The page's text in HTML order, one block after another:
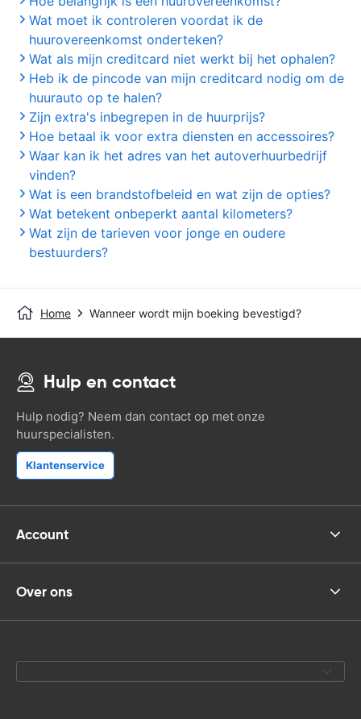
Wat moet ik controleren voordat ik de
huurovereenkomst onderteken?
Wat als mijn creditcard niet werkt bij het ophalen?
Heb ik de pincode van mijn creditcard nodig om de
huurauto op te halen?
Zijn extra's inbegrepen in de huurprijs?
Hoe betaal ik voor extra diensten en accessoires?
Waar kan ik het adres van het autoverhuurbedrijf
vinden?
Wat is een brandstofbeleid en wat zijn de opties?
Wat betekent onbeperkt aantal kilometers?
Wat zijn de tarieven voor jonge en oudere
bestuurders?
Home Wanneer wordt mijn boeking bevestigd?
Hulp en contact
Hulp nodig? Neem dan contact op met onze
huurspecialisten.
Klantenservice
Account
Over ons